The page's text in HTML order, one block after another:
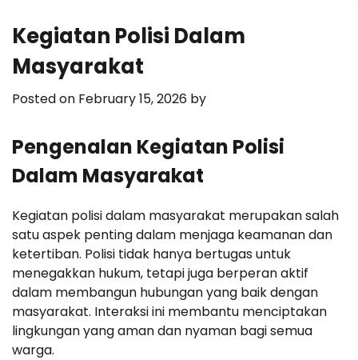
Kegiatan Polisi Dalam
Masyarakat
Posted on February 15, 2026 by
Pengenalan Kegiatan Polisi
Dalam Masyarakat
Kegiatan polisi dalam masyarakat merupakan salah
satu aspek penting dalam menjaga keamanan dan
ketertiban. Polisi tidak hanya bertugas untuk
menegakkan hukum, tetapi juga berperan aktif
dalam membangun hubungan yang baik dengan
masyarakat. Interaksi ini membantu menciptakan
lingkungan yang aman dan nyaman bagi semua
warga.